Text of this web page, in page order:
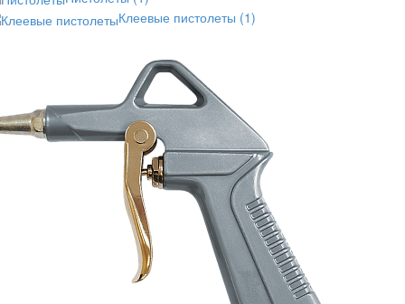
Клеевые пистолеты (1)